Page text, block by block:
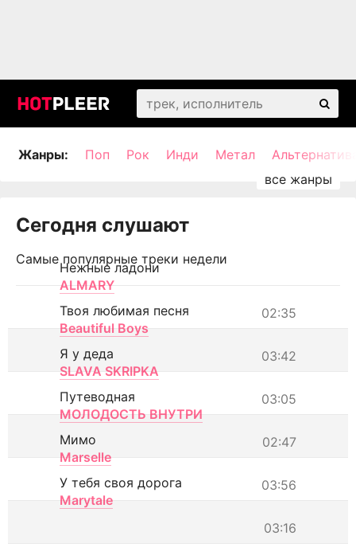
Жанры: Поп Рок Инди Метал
Сегодня слушают
Самые популярные треки недели
Нежные ладони
ALMARY
02:35
Твоя любимая песня
Beautiful Boys
03:42
Я у деда
SLAVA SKRIPKA
03:05
Путеводная
МОЛОДОСТЬ ВНУТРИ
02:47
Мимо
Marselle
03:56
У тебя своя дорога
Marytale
03:16